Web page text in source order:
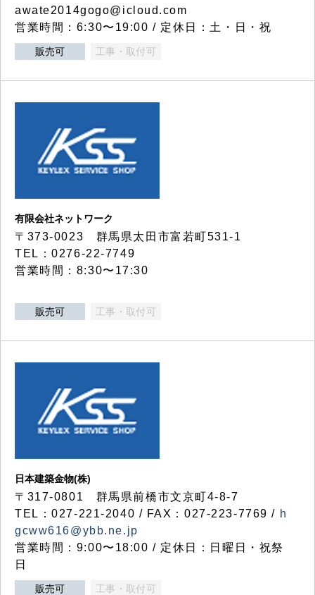
awate2014gogo@icloud.com
営業時間：6:30〜19:00 / 定休日：土・日・祝
販売可 工事・取付可
有限会社ネットワーク
〒373-0023 群馬県太田市富若町531-1
TEL：0276-22-7749
営業時間：8:30〜17:30
販売可 工事・取付可
日本建築金物(株)
〒317‐0801 群馬県前橋市文京町4-8-7
TEL：027-221-2040 / FAX：027-223-7769 / h
gcww616@ybb.ne.jp
営業時間：9:00〜18:00 / 定休日：日曜日・祝祭
日
販売可 工事・取付可